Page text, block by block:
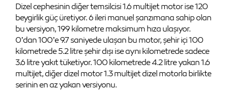
Dizel cephesinin diğer temsilcisi 1.6 multijet motor ise 120
beygirlik güç üretiyor. 6 ileri manuel şanzımana sahip olan
bu versiyon, 199 kilometre maksimum hıza ulaşıyor.
0’dan 100’e 9.7 saniyede ulaşan bu motor, şehir içi 100
kilometrede 5.2 litre şehir dışı ise aynı kilometrede sadece
3.6 litre yakıt tüketiyor. 100 kilometrede 4.2 litre yakan 1.6
multijet, diğer dizel motor 1.3 multijet dizel motorla birlikte
serinin en az yakan versiyonu.